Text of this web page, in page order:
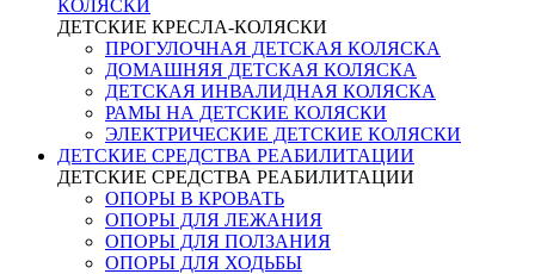
КОЛЯСКИ
ДЕТСКИЕ КРЕСЛА-КОЛЯСКИ
ПРОГУЛОЧНАЯ ДЕТСКАЯ КОЛЯСКА
ДОМАШНЯЯ ДЕТСКАЯ КОЛЯСКА
ДЕТСКАЯ ИНВАЛИДНАЯ КОЛЯСКА
РАМЫ НА ДЕТСКИЕ КОЛЯСКИ
ЭЛЕКТРИЧЕСКИЕ ДЕТСКИЕ КОЛЯСКИ
ДЕТСКИЕ СРЕДСТВА РЕАБИЛИТАЦИИ
ДЕТСКИЕ СРЕДСТВА РЕАБИЛИТАЦИИ
ОПОРЫ В КРОВАТЬ
ОПОРЫ ДЛЯ ЛЕЖАНИЯ
ОПОРЫ ДЛЯ ПОЛЗАНИЯ
ОПОРЫ ДЛЯ ХОДЬБЫ